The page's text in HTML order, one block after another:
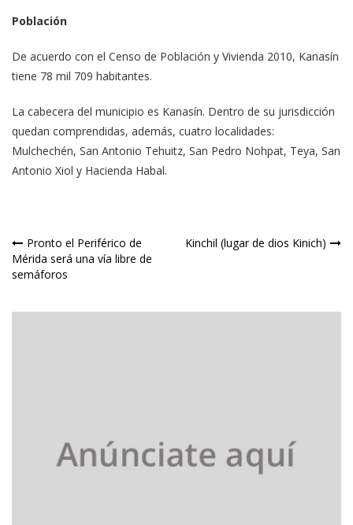
Población
De acuerdo con el Censo de Población y Vivienda 2010, Kanasín
tiene 78 mil 709 habitantes.
La cabecera del municipio es Kanasín. Dentro de su jurisdicción
quedan comprendidas, además, cuatro localidades:
Mulchechén, San Antonio Tehuitz, San Pedro Nohpat, Teya, San
Antonio Xiol y Hacienda Habal.
Navegación
de
Pronto el Periférico de
Mérida será una vía libre de
semáforos
Kinchil (lugar de dios Kinich)